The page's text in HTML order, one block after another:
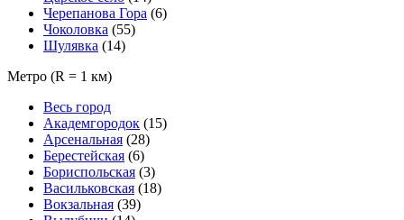
Черепанова Гора (6)
Чоколовка (55)
Шулявка (14)
Метро (R = 1 км)
Весь город
Академгородок (15)
Арсенальная (28)
Берестейская (6)
Бориспольская (3)
Васильковская (18)
Вокзальная (39)